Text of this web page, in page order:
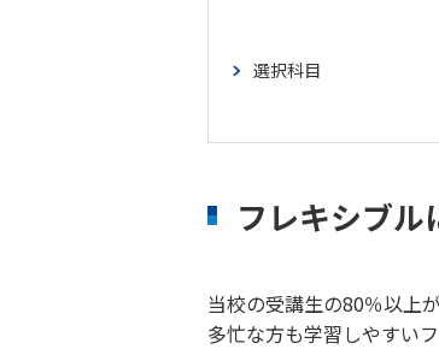
選択科目
フレキシブル
当校の受講生の80％以上
多忙な方も学習しやすい